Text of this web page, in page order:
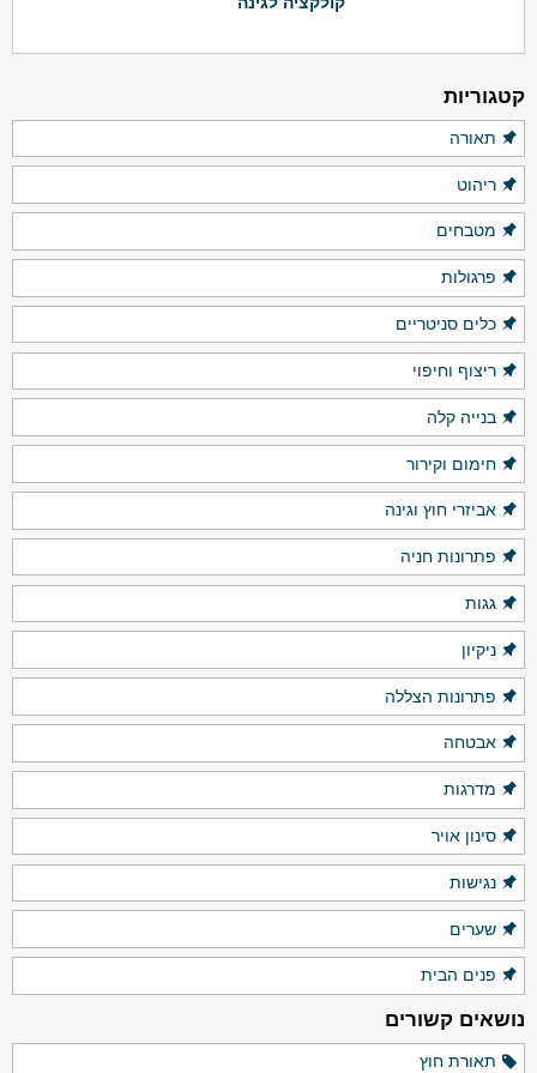
קטגוריות
תאורה
ריהוט
מטבחים
פרגולות
כלים סניטריים
ריצוף וחיפוי
בנייה קלה
חימום וקירור
אביזרי חוץ וגינה
פתרונות חניה
גגות
ניקיון
פתרונות הצללה
אבטחה
מדרגות
סינון אויר
נגישות
שערים
פנים הבית
נושאים קשורים
תאורת חוץ